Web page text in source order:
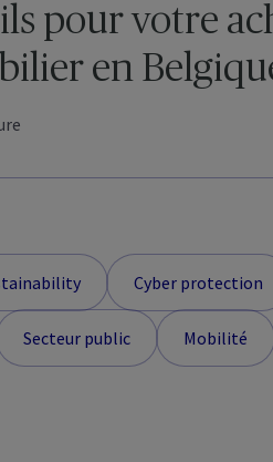
pour votre
en
Cyber protection
Secteur public Mobilité